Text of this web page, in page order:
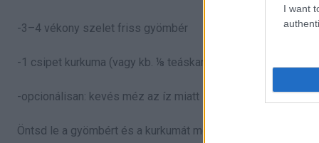
I want
-3–4 vékony szelet friss gyömbér
-1 csipet kurkuma (vagy kb. ⅛ teáskanál por)
-opcionálisan: kevés méz az íz miatt
Öntsd le a gyömbért és a kurkumát meleg vízzel, hagyd